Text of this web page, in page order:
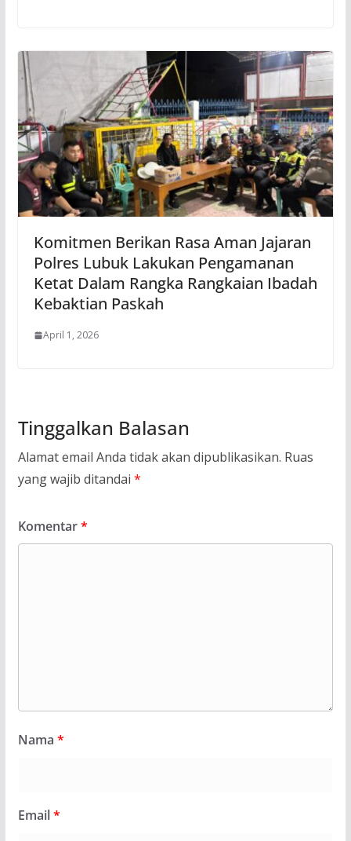
Komitmen Berikan Rasa Aman Jajaran
Polres Lubuk Lakukan Pengamanan
Ketat Dalam Rangka Rangkaian Ibadah
Kebaktian Paskah
April 1, 2026
Tinggalkan Balasan
Alamat email Anda tidak akan dipublikasikan. Ruas
yang wajib ditandai *
Komentar*
Nama *
Email*